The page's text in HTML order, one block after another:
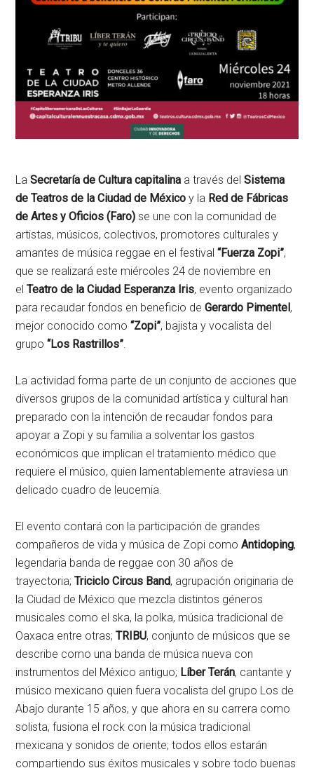
LaSecretaría de Cultura capitalina a través delSistema
de Teatros de la Ciudad de México y la Red de Fábricas
de Artes y Oficios (Faro) se une con la comunidad de
artistas, músicos, colectivos, promotores culturales y
amantes de música reggae en el festival“Fuerza Zopi”,
que se realizará este miércoles 24 de noviembre en
elTeatro de la Ciudad Esperanza Iris, evento organizado
para recaudar fondos en beneficio deGerardo Pimentel,
mejor conocido como“Zopi”, bajista y vocalista del
grupo“Los Rastrillos”
La actividad forma parte de un conjunto de acciones que
diversos grupos de la comunidad artística y cultural han
preparado con la intención de recaudar fondos para
apoyar a Zopi y su familia a solventar los gastos
económicos que implican el tratamiento médico que
requiere el músico, quien lamentablemente atraviesa un
delicado cuadro de leucemia.
El evento contará con la participación de grandes
compañeros de vida y música de Zopi comoAntidoping,
legendaria banda de reggae con 30 años de
trayectoria;Triciclo Circus Band, agrupación originaria de
la Ciudad de México que mezcla distintos géneros
musicales como el ska, la polka, música tradicional de
Oaxaca entre otras;TRIBU, conjunto de músicos que se
describe como una banda de música nueva con
instrumentos del México antiguo; Líber Terán, cantante y
músico mexicano quien fuera vocalista del grupo Los de
Abajo durante 15 años, y que ahora en su carrera como
solista, fusiona el rock con la música tradicional
mexicana y sonidos de oriente; todos ellos estarán
compartiendo sus éxitos musicales y sobre todo buenas